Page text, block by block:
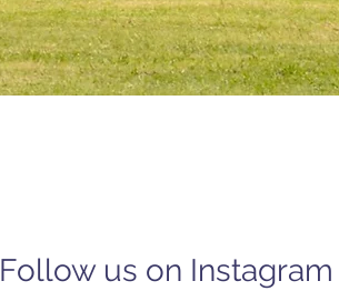
Follow us on Instagram